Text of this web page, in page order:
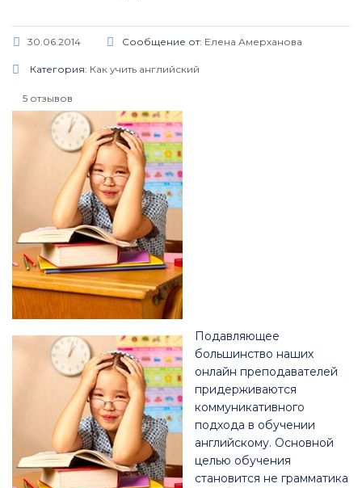
30.06.2014 Сообщение от: Елена Амерханова
Категория: Как учить английский
5 отзывов
Подавляющее
большинство наших
онлайн преподавателей
придерживаются
коммуникативного
подхода в обучении
английскому. Основной
целью обучения
становится не грамматика